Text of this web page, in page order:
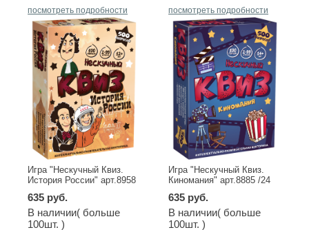
посмотреть подробности
Игра "Нескучный Квиз.
История России" арт.8958
635 руб.
В наличии( больше
100шт. )
посмотреть подробности
Игра "Нескучный Квиз.
Киномания" арт.8885 /24
635 руб.
В наличии( больше
100шт. )